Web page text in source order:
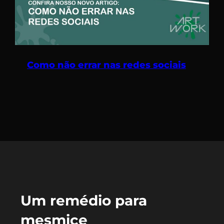
Como não errar nas redes sociais
Um remédio para
mesmice